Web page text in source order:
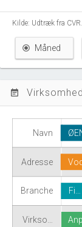
Kilde: Udtræk fra CVR.
Måned
event_note
Navn
Adresse
Branche
Virkso…
Fi…